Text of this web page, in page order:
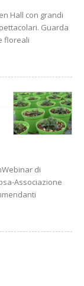
Hall con grandi
Guarda
floreali
di
Associazione